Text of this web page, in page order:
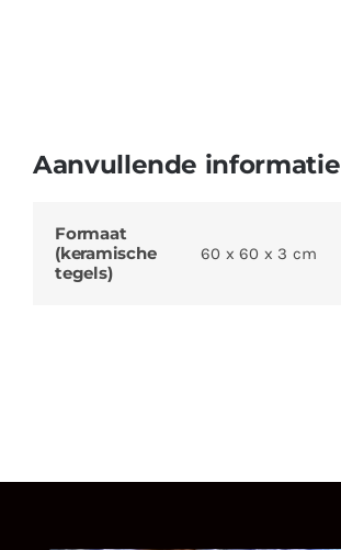
Aanvullende informatie
Formaat
(keramische
tegels)
60 x 60 x 3 cm